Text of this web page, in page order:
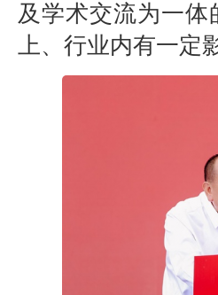
及学术交流为一
上、行业内有一定